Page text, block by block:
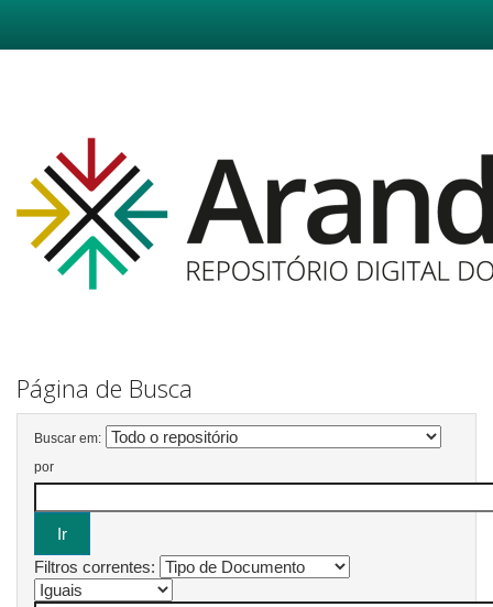
Página de Busca
Buscar em:
por
Filtros correntes: